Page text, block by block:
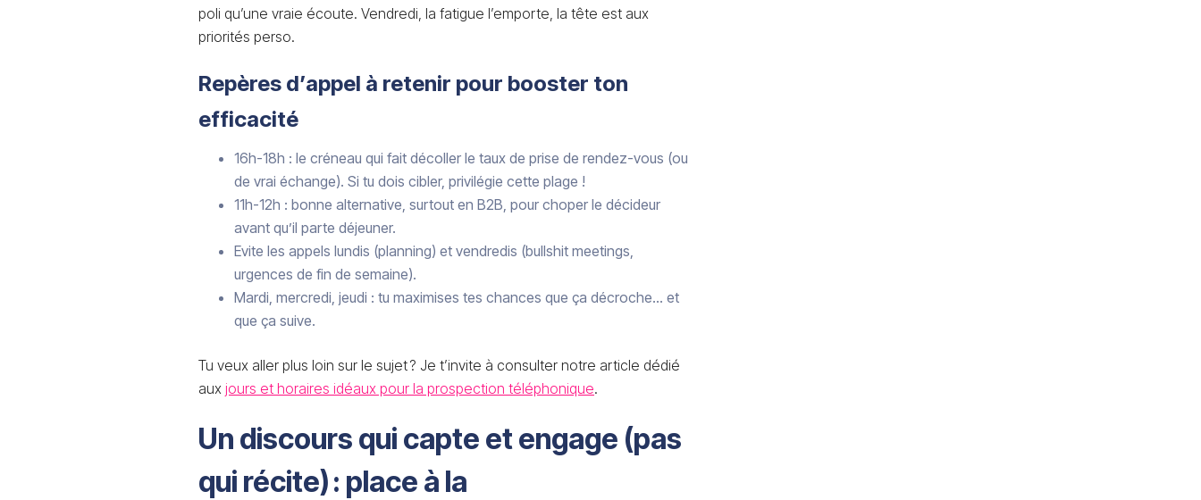
poli qu’une vraie écoute. Vendredi, la fatigue l’emporte, la tête est aux
priorités perso.
Repères d’appel à retenir pour booster ton
efficacité
16h-18h : le créneau qui fait décoller le taux de prise de rendez-vous (ou
de vrai échange). Si tu dois cibler, privilégie cette plage !
11h-12h : bonne alternative, surtout en B2B, pour choper le décideur
avant qu’il parte déjeuner.
Evite les appels lundis (planning) et vendredis (bullshit meetings,
urgences de fin de semaine).
Mardi, mercredi, jeudi : tu maximises tes chances que ça décroche… et
que ça suive.
Tu veux aller plus loin sur le sujet ? Je t’invite à consulter notre article dédié
aux jours et horaires idéaux pour la prospection téléphonique.
Un discours qui capte et engage (pas
qui récite) : place à la